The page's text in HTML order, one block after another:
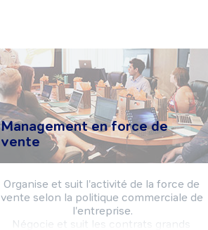
Management en force de
vente
Organise et suit l'activité de la force de
vente selon la politique commerciale de
l'entreprise.
Négocie et suit les contrats grands